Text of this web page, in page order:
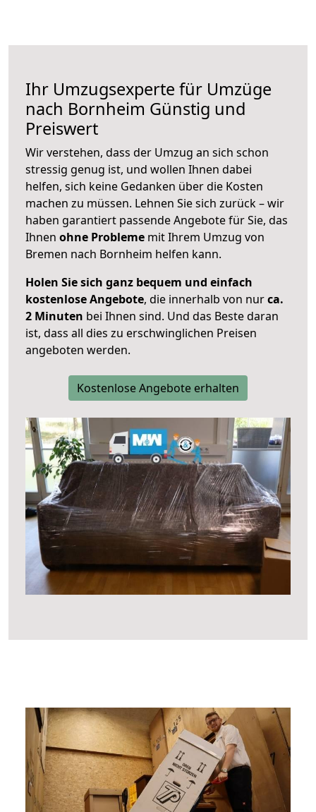
Ihr Umzugsexperte für Umzüge
nach Bornheim Günstig und
Preiswert
Wir verstehen, dass der Umzug an sich schon
stressig genug ist, und wollen Ihnen dabei
helfen, sich keine Gedanken über die Kosten
machen zu müssen. Lehnen Sie sich zurück – wir
haben garantiert passende Angebote für Sie, das
Ihnen ohne Probleme mit Ihrem Umzug von
Bremen nach Bornheim helfen kann.
Holen Sie sich ganz bequem und einfach
kostenlose Angebote, die innerhalb von nurca.
2 Minuten bei Ihnen sind. Und das Beste daran
ist, dass all dies zu erschwinglichen Preisen
angeboten werden.
Kostenlose Angebote erhalten